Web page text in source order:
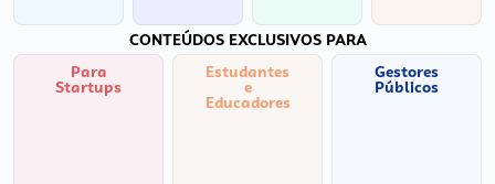
CONTEÚDOS EXCLUSIVOS PARA
Para
Startups
Estudantes
e
Educadores
Gestores
Públicos